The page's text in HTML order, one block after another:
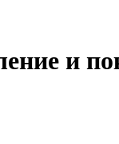
и